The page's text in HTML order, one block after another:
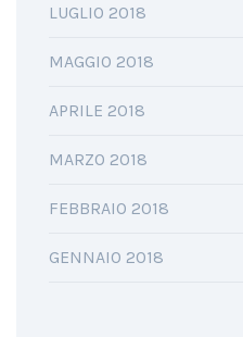
LUGLIO 2018
MAGGIO 2018
APRILE 2018
MARZO 2018
FEBBRAIO 2018
GENNAIO 2018